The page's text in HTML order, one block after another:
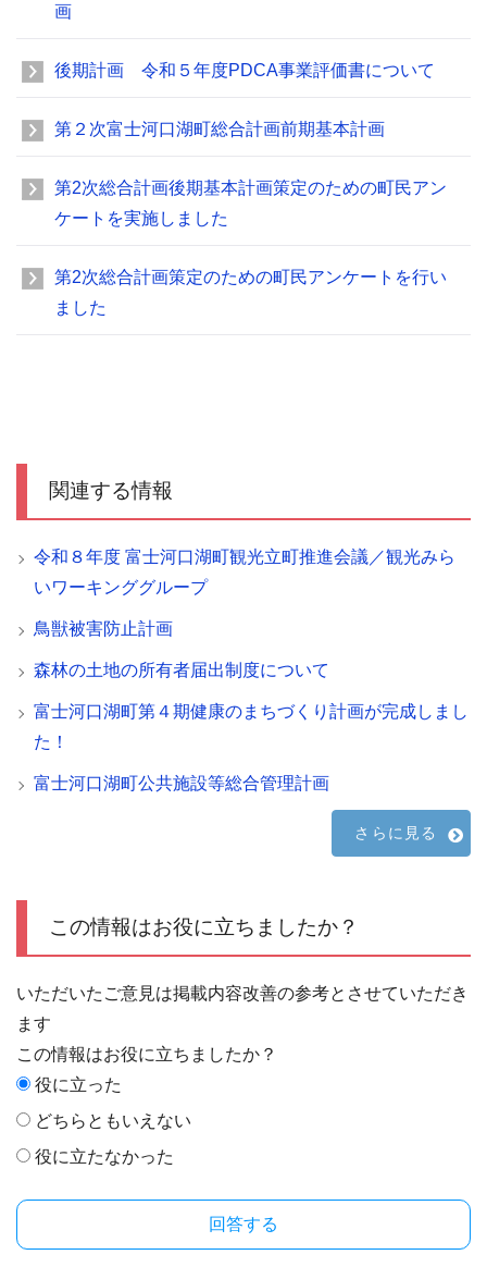
画
後期計画 令和５年度PDCA事業評価書について
第２次富士河口湖町総合計画前期基本計画
第2次総合計画後期基本計画策定のための町民アン
ケートを実施しました
第2次総合計画策定のための町民アンケートを行い
ました
関連する情報
令和８年度 富士河口湖町観光立町推進会議／観光みら
いワーキンググループ
鳥獣被害防止計画
森林の土地の所有者届出制度について
富士河口湖町第４期健康のまちづくり計画が完成しまし
た！
富士河口湖町公共施設等総合管理計画
さらに見る
この情報はお役に立ちましたか？
いただいたご意見は掲載内容改善の参考とさせていただき
ます
この情報はお役に立ちましたか？
役に立った
どちらともいえない
役に立たなかった